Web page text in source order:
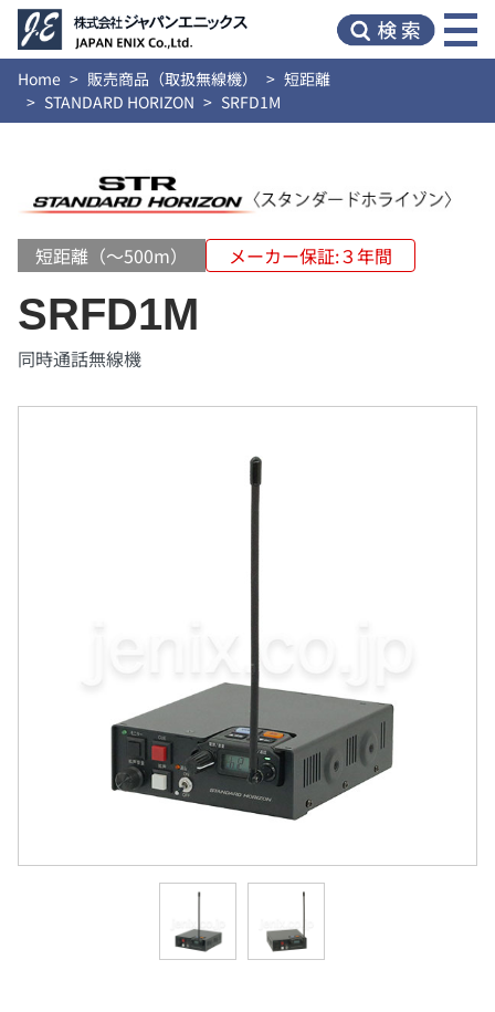
Home 販売商品（取扱無線機）
短距離
STANDARD HORIZON
SRFD1M
短距離（～500m） メーカー保証:３年間
SRFD1M
同時通話無線機